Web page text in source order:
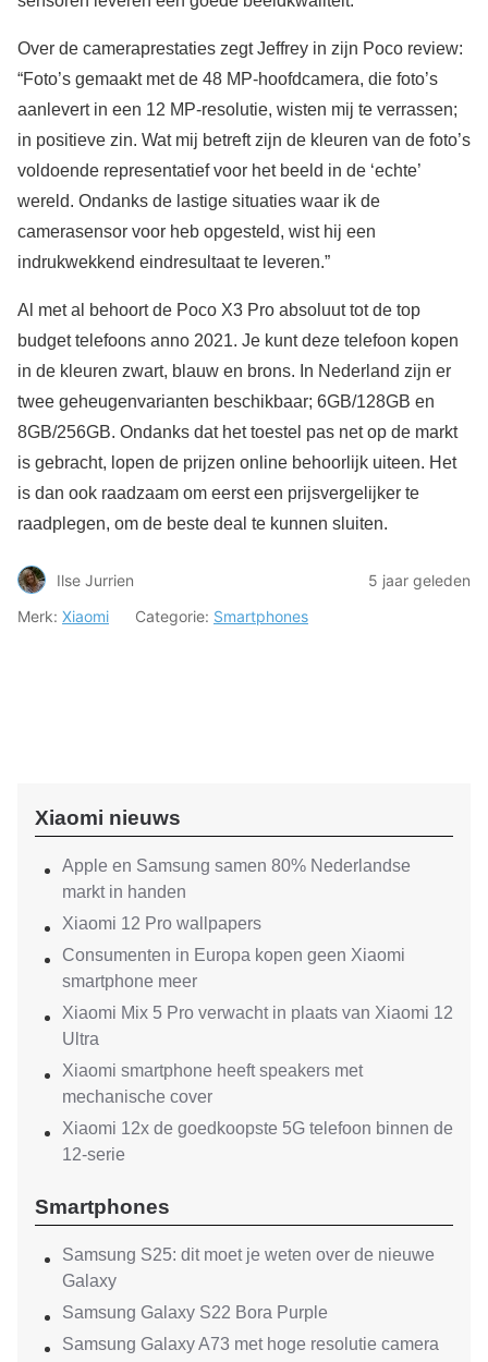
Over de cameraprestaties zegt Jeffrey in zijn Poco review:
“Foto’s gemaakt met de 48 MP-hoofdcamera, die foto’s
aanlevert in een 12 MP-resolutie, wisten mij te verrassen;
in positieve zin. Wat mij betreft zijn de kleuren van de foto’s
voldoende representatief voor het beeld in de ‘echte’
wereld. Ondanks de lastige situaties waar ik de
camerasensor voor heb opgesteld, wist hij een
indrukwekkend eindresultaat te leveren.”
Al met al behoort de Poco X3 Pro absoluut tot de top
budget telefoons anno 2021. Je kunt deze telefoon kopen
in de kleuren zwart, blauw en brons. In Nederland zijn er
twee geheugenvarianten beschikbaar; 6GB/128GB en
8GB/256GB. Ondanks dat het toestel pas net op de markt
is gebracht, lopen de prijzen online behoorlijk uiteen. Het
is dan ook raadzaam om eerst een prijsvergelijker te
raadplegen, om de beste deal te kunnen sluiten.
Ilse Jurrien
5 jaar geleden
Merk: Xiaomi Categorie: Smartphones
Xiaomi nieuws
Apple en Samsung samen 80% Nederlandse
markt in handen
Xiaomi 12 Pro wallpapers
Consumenten in Europa kopen geen Xiaomi
smartphone meer
Xiaomi Mix 5 Pro verwacht in plaats van Xiaomi 12
Ultra
Xiaomi smartphone heeft speakers met
mechanische cover
Xiaomi 12x de goedkoopste 5G telefoon binnen de
12-serie
Smartphones
Samsung S25: dit moet je weten over de nieuwe
Galaxy
Samsung Galaxy S22 Bora Purple
Samsung Galaxy A73 met hoge resolutie camera